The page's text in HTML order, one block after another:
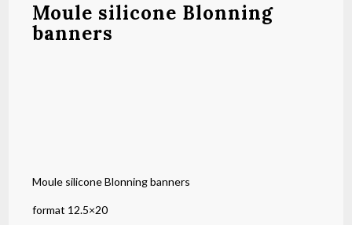
Moule silicone Blonning
banners
Moule silicone Blonning banners
format 12.5×20